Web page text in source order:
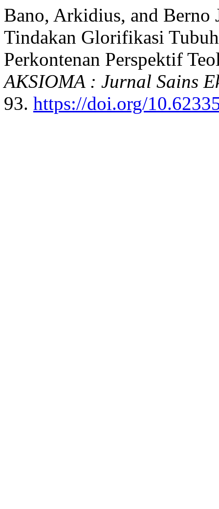
Bano, Arkidius, and Berno
Tindakan Glorifikasi
Perkontenan Perspektif
AKSIOMA : Jurnal Sains
93. https://doi.org/